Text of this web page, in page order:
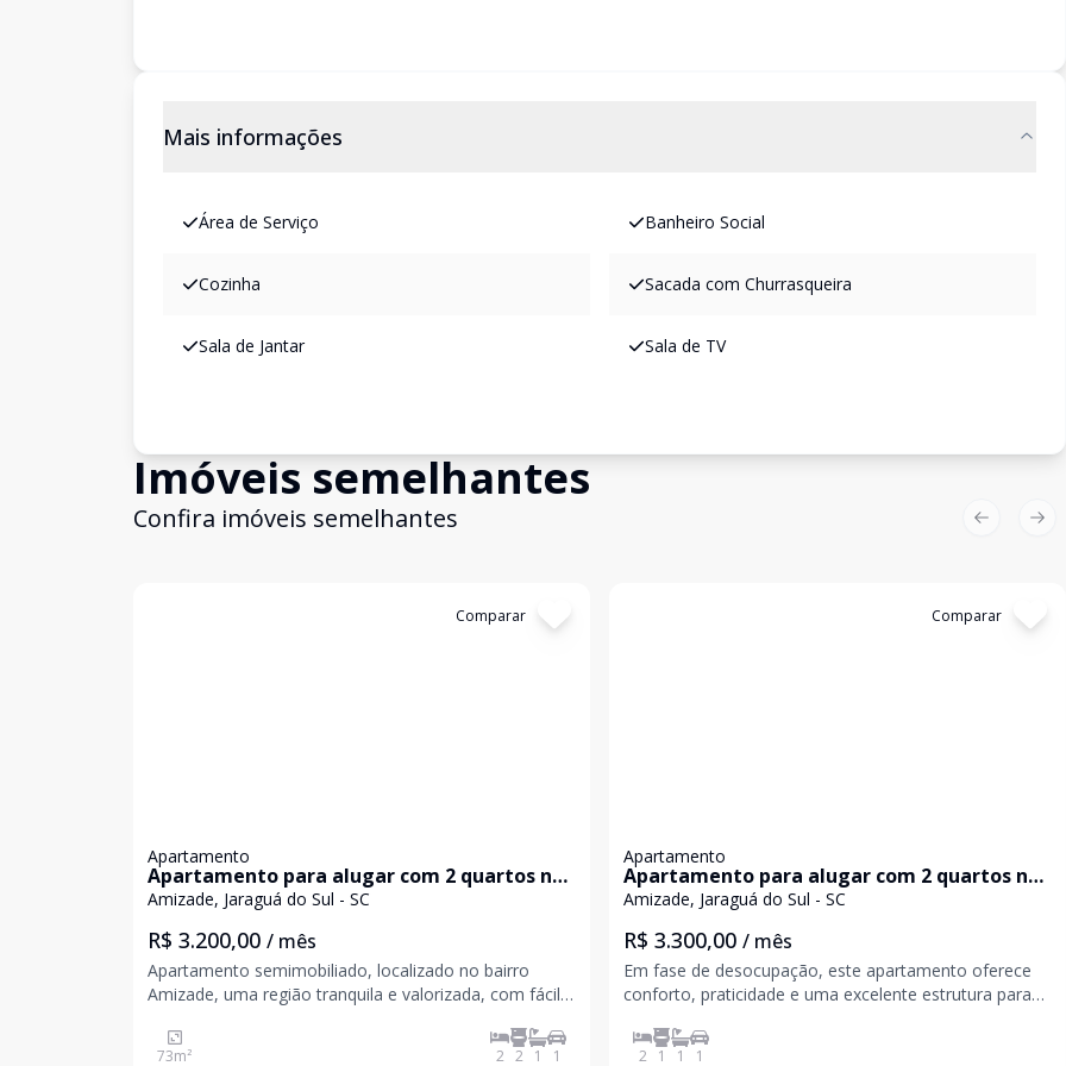
Mais informações
Área de Serviço Banheiro Social
Cozinha Sacada com Churrasqueira
Sala de Jantar Sala de TV
Imóveis semelhantes
Confira imóveis semelhantes
Comparar
Apartamento
Apartamento para alugar com 2 quartos no
bairro Amizade em Jaraguá do Sul
Amizade, Jaraguá do Sul - SC
R$ 3.200,00 / mês
Apartamento semimobiliado, localizado no bairro
Amizade, uma região tranquila e valorizada, com fácil
imóvel: 1 suíte 1 dormitório Banheiro social Sala
73m² 2 2 1 1
Comparar
Apartamento
Apartamento para alugar com 2 quartos no
bairro Amizade em Jaraguá do Sul
Amizade, Jaraguá do Sul - SC
R$ 3.300,00 / mês
Em fase de desocupação, este apartamento oferece
conforto, praticidade e uma excelente estrutura para
Sala e cozinha integradas Sacada com churrasqueira
2 1 1 1
Previous